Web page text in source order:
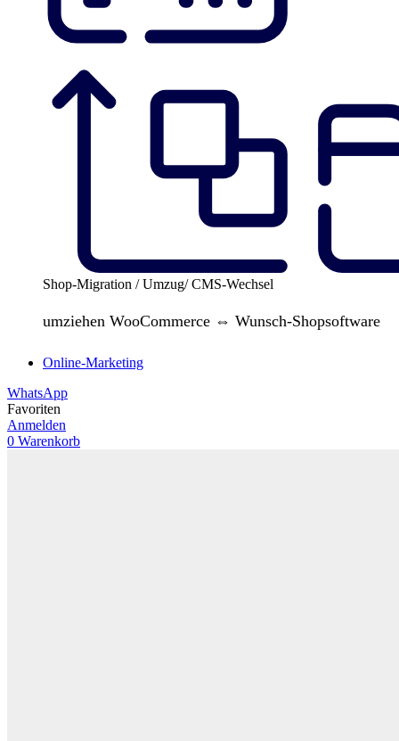
Shop-Migration / Umzug/ CMS-Wechsel
umziehen WooCommerce ⇔ Wunsch-Shopsoftware
Online-Marketing
WhatsApp
Favoriten
Anmelden
0 Warenkorb